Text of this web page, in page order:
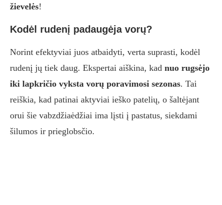
žievelės!
Kodėl rudenį padaugėja vorų?
Norint efektyviai juos atbaidyti, verta suprasti, kodėl
rudenį jų tiek daug. Ekspertai aiškina, kad nuo rugsėjo
iki lapkričio vyksta vorų poravimosi sezonas. Tai
reiškia, kad patinai aktyviai ieško patelių, o šaltėjant
orui šie vabzdžiaėdžiai ima lįsti į pastatus, siekdami
šilumos ir prieglobsčio.